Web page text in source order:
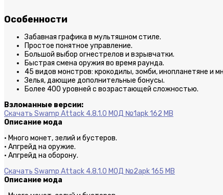
Особенности
Забавная графика в мультяшном стиле.
Простое понятное управление.
Большой выбор огнестрелов и взрывчатки.
Быстрая смена оружия во время раунда.
45 видов монстров: крокодилы, зомби, инопланетяне и
Зелья, дающие дополнительные бонусы.
Более 400 уровней с возрастающей сложностью.
Взломанные версии:
Скачать Swamp Attack 4.8.1.0 МОД №1apk 162 MB
Описание мода
· Много монет, зелий и бустеров.
· Апгрейд на оружие.
· Апгрейд на оборону.
Скачать Swamp Attack 4.8.1.0 МОД №2apk 165 MB
Описание мода